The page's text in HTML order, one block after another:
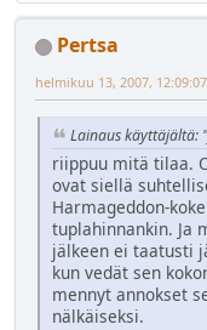
Pertsa
helmikuu 13, 2007,
Lainaus käyttäjältä:
riippuu mitä tilaa.
ovat siellä
Harmageddon-
tuplahinnankin. Ja
jälkeen ei taatusti
kun vedät sen
mennyt annokset
nälkäiseksi.